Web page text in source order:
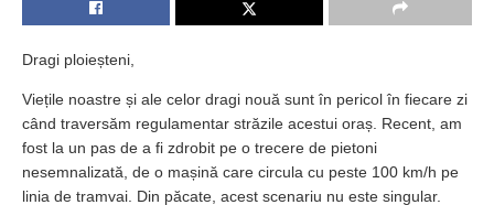
Dragi ploieșteni,
Viețile noastre și ale celor dragi nouă sunt în pericol în fiecare zi
când traversăm regulamentar străzile acestui oraș. Recent, am
fost la un pas de a fi zdrobit pe o trecere de pietoni
nesemnalizată, de o mașină care circula cu peste 100 km/h pe
linia de tramvai. Din păcate, acest scenariu nu este singular.